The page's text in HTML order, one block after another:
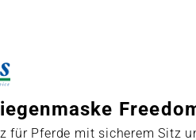
für Pferde mit sicherem Sitz